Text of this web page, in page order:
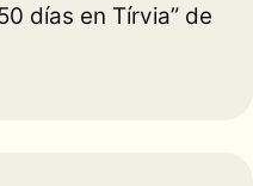
días en Tírvia” de